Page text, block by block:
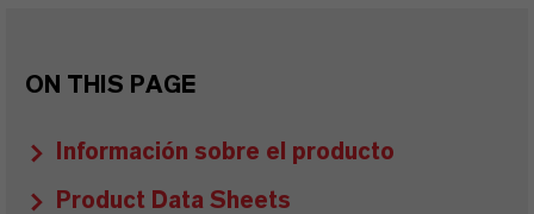
ON THIS PAGE
Información sobre el producto
Product Data Sheets